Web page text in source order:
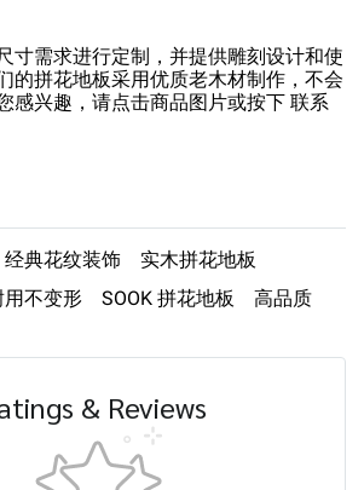
寸需求进行定制，并提供雕刻设计和使
的拼花地板采用优质老木材制作，不会
感兴趣，请点击商品图片或按下 联系
经典花纹装饰
实木拼花地板
用不变形 SOOK 拼花地板
高品质
& Reviews